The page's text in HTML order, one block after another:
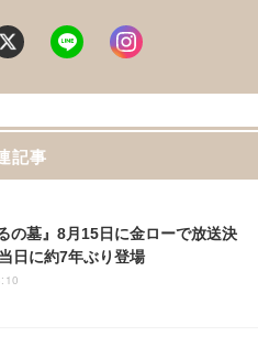
記事
の墓』8月15日に金ローで放送決
日に約7年ぶり登場